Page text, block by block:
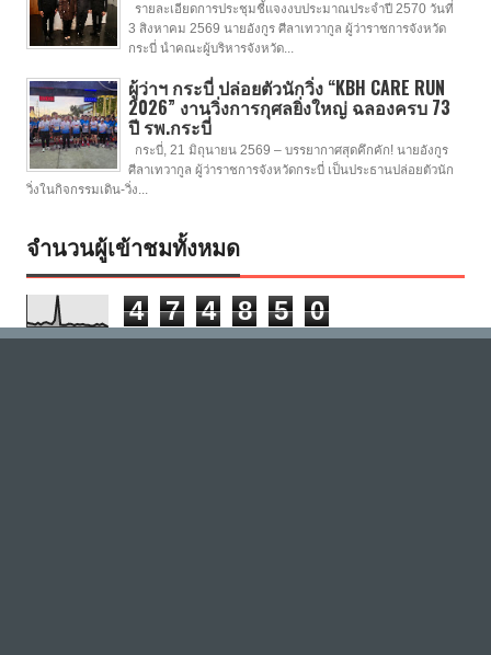
รายละเอียดการประชุมชี้แจงงบประมาณประจำปี 2570 วันที่
3 สิงหาคม 2569 นายอังกูร ศีลาเทวากูล ผู้ว่าราชการจังหวัด
กระบี่ นำคณะผู้บริหารจังหวัด...
ผู้ว่าฯ กระบี่ ปล่อยตัวนักวิ่ง “KBH CARE RUN
2026” งานวิ่งการกุศลยิ่งใหญ่ ฉลองครบ 73
ปี รพ.กระบี่
กระบี่, 21 มิถุนายน 2569 – บรรยากาศสุดคึกคัก! นายอังกูร
ศีลาเทวากูล ผู้ว่าราชการจังหวัดกระบี่ เป็นประธานปล่อยตัวนัก
วิ่งในกิจกรรมเดิน-วิ่ง...
จำนวนผู้เข้าชมทั้งหมด
4 7 4 8 5 0